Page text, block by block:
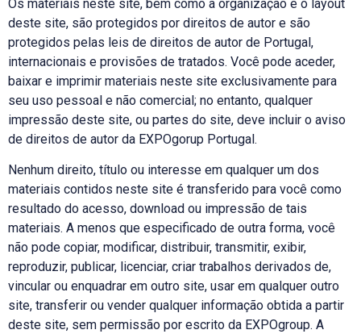
Os materiais neste site, bem como a organização e o layout
deste site, são protegidos por direitos de autor e são
protegidos pelas leis de direitos de autor de Portugal,
internacionais e provisões de tratados. Você pode aceder,
baixar e imprimir materiais neste site exclusivamente para
seu uso pessoal e não comercial; no entanto, qualquer
impressão deste site, ou partes do site, deve incluir o aviso
de direitos de autor da EXPOgorup Portugal.
Nenhum direito, título ou interesse em qualquer um dos
materiais contidos neste site é transferido para você como
resultado do acesso, download ou impressão de tais
materiais. A menos que especificado de outra forma, você
não pode copiar, modificar, distribuir, transmitir, exibir,
reproduzir, publicar, licenciar, criar trabalhos derivados de,
vincular ou enquadrar em outro site, usar em qualquer outro
site, transferir ou vender qualquer informação obtida a partir
deste site, sem permissão por escrito da EXPOgroup. A